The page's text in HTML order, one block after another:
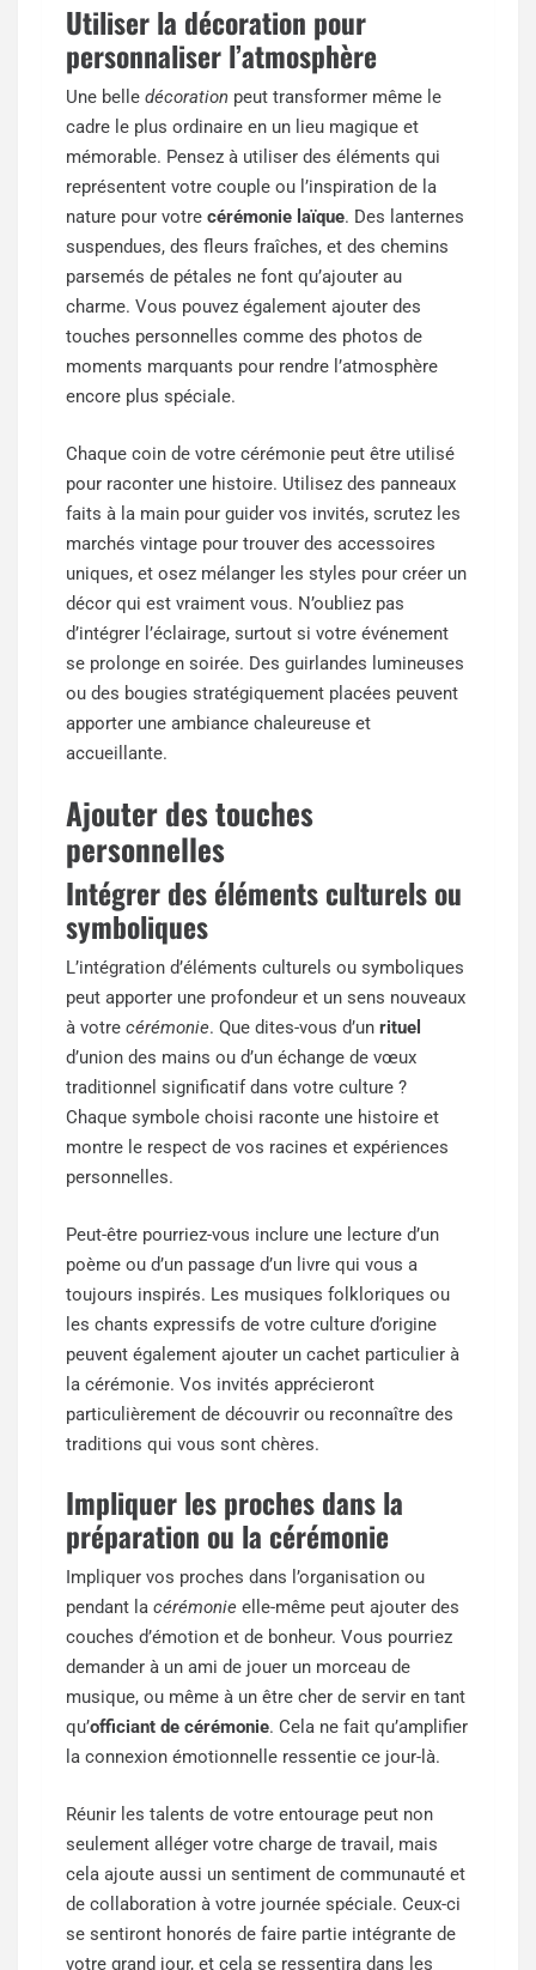
Utiliser la décoration pour
personnaliser l’atmosphère
Une belle décoration peut transformer même le
cadre le plus ordinaire en un lieu magique et
mémorable. Pensez à utiliser des éléments qui
représentent votre couple ou l’inspiration de la
nature pour votre cérémonie laïque. Des lanternes
suspendues, des fleurs fraîches, et des chemins
parsemés de pétales ne font qu’ajouter au
charme. Vous pouvez également ajouter des
touches personnelles comme des photos de
moments marquants pour rendre l’atmosphère
encore plus spéciale.
Chaque coin de votre cérémonie peut être utilisé
pour raconter une histoire. Utilisez des panneaux
faits à la main pour guider vos invités, scrutez les
marchés vintage pour trouver des accessoires
uniques, et osez mélanger les styles pour créer un
décor qui est vraiment vous. N’oubliez pas
d’intégrer l’éclairage, surtout si votre événement
se prolonge en soirée. Des guirlandes lumineuses
ou des bougies stratégiquement placées peuvent
apporter une ambiance chaleureuse et
accueillante.
Ajouter des touches
personnelles
Intégrer des éléments culturels ou
symboliques
L’intégration d’éléments culturels ou symboliques
peut apporter une profondeur et un sens nouveaux
à votre cérémonie. Que dites-vous d’un rituel
d’union des mains ou d’un échange de vœux
traditionnel significatif dans votre culture ?
Chaque symbole choisi raconte une histoire et
montre le respect de vos racines et expériences
personnelles.
Peut-être pourriez-vous inclure une lecture d’un
poème ou d’un passage d’un livre qui vous a
toujours inspirés. Les musiques folkloriques ou
les chants expressifs de votre culture d’origine
peuvent également ajouter un cachet particulier à
la cérémonie. Vos invités apprécieront
particulièrement de découvrir ou reconnaître des
traditions qui vous sont chères.
Impliquer les proches dans la
préparation ou la cérémonie
Impliquer vos proches dans l’organisation ou
pendant la cérémonie elle-même peut ajouter des
couches d’émotion et de bonheur. Vous pourriez
demander à un ami de jouer un morceau de
musique, ou même à un être cher de servir en tant
qu’officiant de cérémonie. Cela ne fait qu’amplifier
la connexion émotionnelle ressentie ce jour-là.
Réunir les talents de votre entourage peut non
seulement alléger votre charge de travail, mais
cela ajoute aussi un sentiment de communauté et
de collaboration à votre journée spéciale. Ceux-ci
se sentiront honorés de faire partie intégrante de
votre grand jour, et cela se ressentira dans les